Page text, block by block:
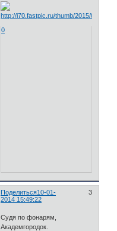
0
Поделиться 3
10-01-
2014 15:49:22
Судя по фонарям,
Академгородок.